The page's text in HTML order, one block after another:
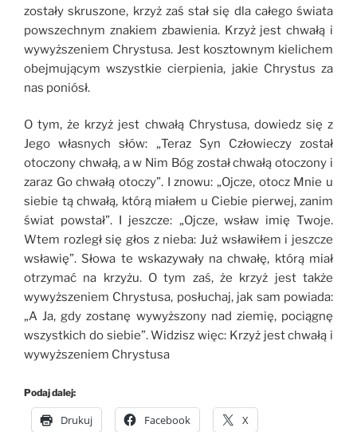
zostały skruszone, krzyż zaś stał się dla całego świata
powszechnym znakiem zbawienia. Krzyż jest chwałą i
wywyższeniem Chrystusa. Jest kosztownym kielichem
obejmującym wszystkie cierpienia, jakie Chrystus za
nas poniósł.
O tym, że krzyż jest chwałą Chrystusa, dowiedz się z
Jego własnych słów: „Teraz Syn Człowieczy został
otoczony chwałą, a w Nim Bóg został chwałą otoczony i
zaraz Go chwałą otoczy”. I znowu: „Ojcze, otocz Mnie u
siebie tą chwałą, którą miałem u Ciebie pierwej, zanim
świat powstał”. I jeszcze: „Ojcze, wsław imię Twoje.
Wtem rozległ się głos z nieba: Już wsławiłem i jeszcze
wsławię”. Słowa te wskazywały na chwałę, którą miał
otrzymać na krzyżu. O tym zaś, że krzyż jest także
wywyższeniem Chrystusa, posłuchaj, jak sam powiada:
„A Ja, gdy zostanę wywyższony nad ziemię, pociągnę
wszystkich do siebie”. Widzisz więc: Krzyż jest chwałą i
wywyższeniem Chrystusa
Podaj dalej:
Drukuj Facebook X